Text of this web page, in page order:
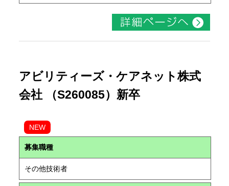
アビリティーズ・ケアネット株式
会社 （S260085）新卒
NEW
募集職種
その他技術者